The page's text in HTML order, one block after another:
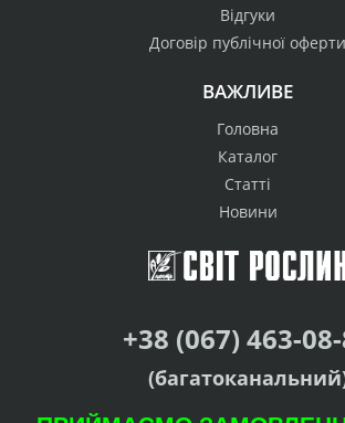
Відгуки
Договір публічної оферти
ВАЖЛИВЕ
Головна
Каталог
Статті
Новини
+38 (067) 463-